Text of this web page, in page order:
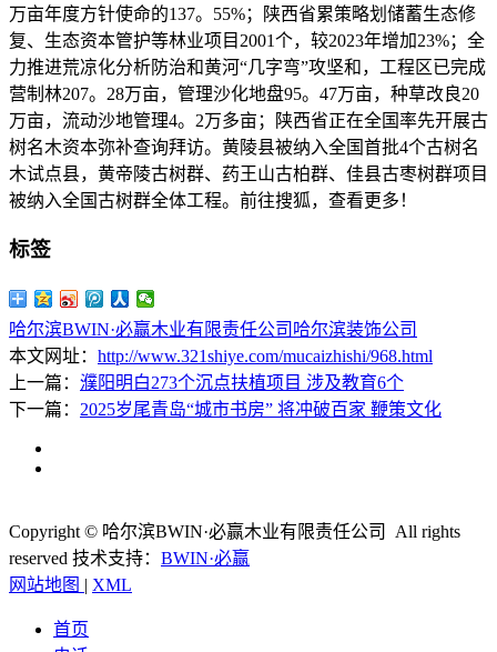
万亩年度方针使命的137。55%；陕西省累策略划储蓄生态修
复、生态资本管护等林业项目2001个，较2023年增加23%；全
力推进荒凉化分析防治和黄河“几字弯”攻坚和，工程区已完成
营制林207。28万亩，管理沙化地盘95。47万亩，种草改良20
万亩，流动沙地管理4。2万多亩；陕西省正在全国率先开展古
树名木资本弥补查询拜访。黄陵县被纳入全国首批4个古树名
木试点县，黄帝陵古树群、药王山古柏群、佳县古枣树群项目
被纳入全国古树群全体工程。前往搜狐，查看更多！
标签
哈尔滨BWIN·必赢木业有限责任公司 哈尔滨装饰公司
本文网址： http://www.321shiye.com/mucaizhishi/968.html
上一篇： 濮阳明白273个沉点扶植项目 涉及教育6个
下一篇： 2025岁尾青岛“城市书房” 将冲破百家 鞭策文化
Copyright © 哈尔滨BWIN·必赢木业有限责任公司 All rights
reserved 技术支持： BWIN·必赢
网站地图 | XML
首页